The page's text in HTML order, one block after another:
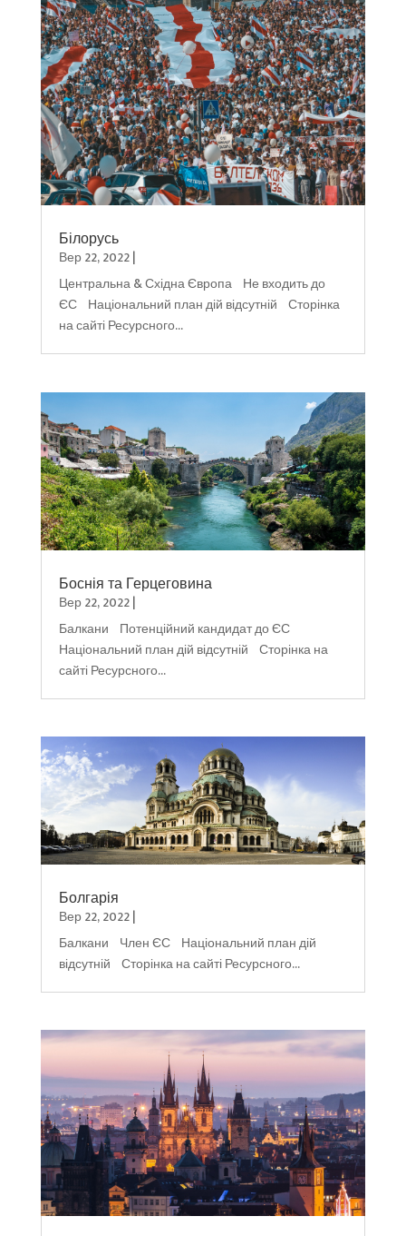
Білорусь
Вер 22, 2022|
Центральна & Східна Європа Не входить до
ЄС Національний план дій відсутній Сторінка
на сайті Ресурсного...
Боснія та Герцеговина
Вер 22, 2022|
Балкани Потенційний кандидат до ЄС
Національний план дій відсутній Сторінка на
сайті Ресурсного...
Болгарія
Вер 22, 2022|
Балкани Член ЄС Національний план дій
відсутній Сторінка на сайті Ресурсного...